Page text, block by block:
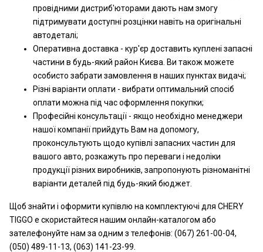
провідними дистриб'юторами дають нам змогу
підтримувати доступні розцінки навіть на оригінальні
автодеталі;
Оперативна доставка - кур'єр доставить куплені запасні
частини в будь-який район Києва. Ви також можете
особисто забрати замовлення в наших пунктах видачі;
Різні варіанти оплати - вибрати оптимальний спосіб
оплати можна під час оформлення покупки;
Професійні консультації - якщо необхідно менеджери
нашої компанії прийдуть Вам на допомогу,
проконсультують щодо купівлі запасних частин для
вашого авто, розкажуть про переваги і недоліки
продукції різних виробників, запропонують різноманітні
варіанти деталей під будь-який бюджет.
Щоб знайти і оформити купівлю на комплектуючі для CHERY
TIGGO e скористайтеся нашим онлайн-каталогом або
зателефонуйте нам за одним з телефонів: (067) 261-00-04,
(050) 489-11-13, (063) 141-23-99.